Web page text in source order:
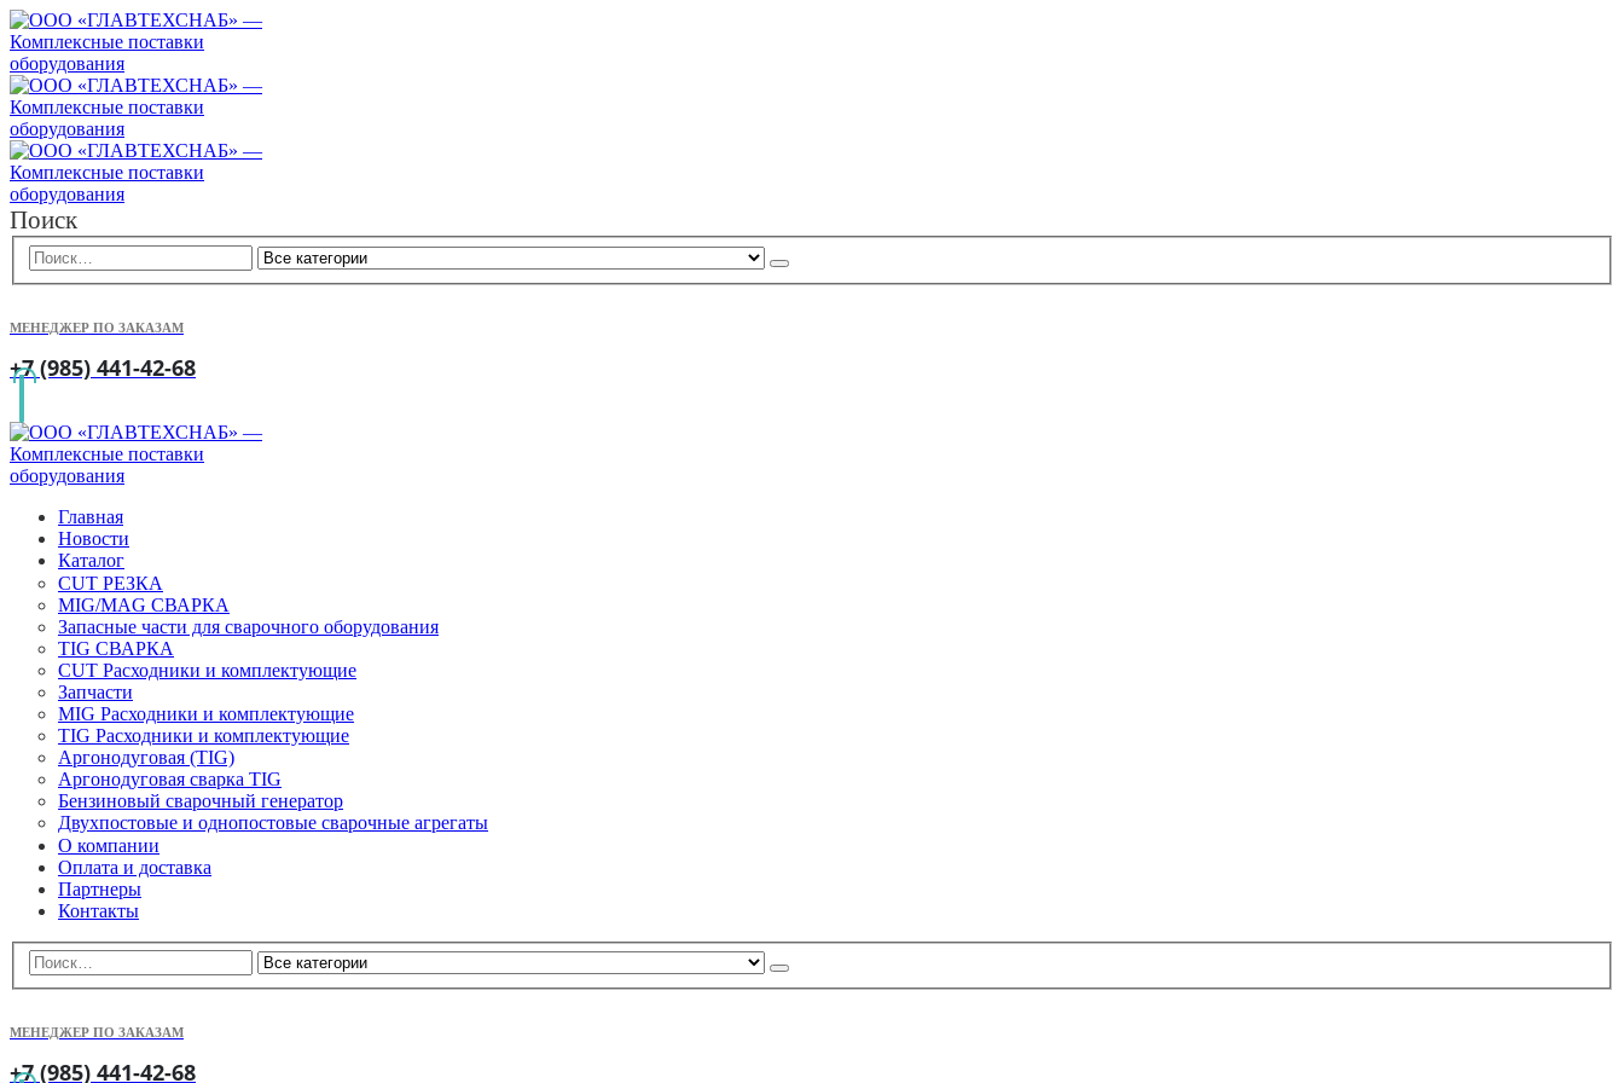
Поиск
МЕНЕДЖЕР ПО ЗАКАЗАМ
+7 (985) 441-42-68
Главная
Новости
Каталог
CUT РЕЗКА
MIG/MAG СВАРКА
Запасные части для сварочного оборудования
TIG СВАРКА
CUT Расходники и комплектующие
Запчасти
MIG Расходники и комплектующие
TIG Расходники и комплектующие
Аргонодуговая (TIG)
Аргонодуговая сварка TIG
Бензиновый сварочный генератор
Двухпостовые и однопостовые сварочные агрегаты
О компании
Оплата и доставка
Партнеры
Контакты
МЕНЕДЖЕР ПО ЗАКАЗАМ
+7 (985) 441-42-68